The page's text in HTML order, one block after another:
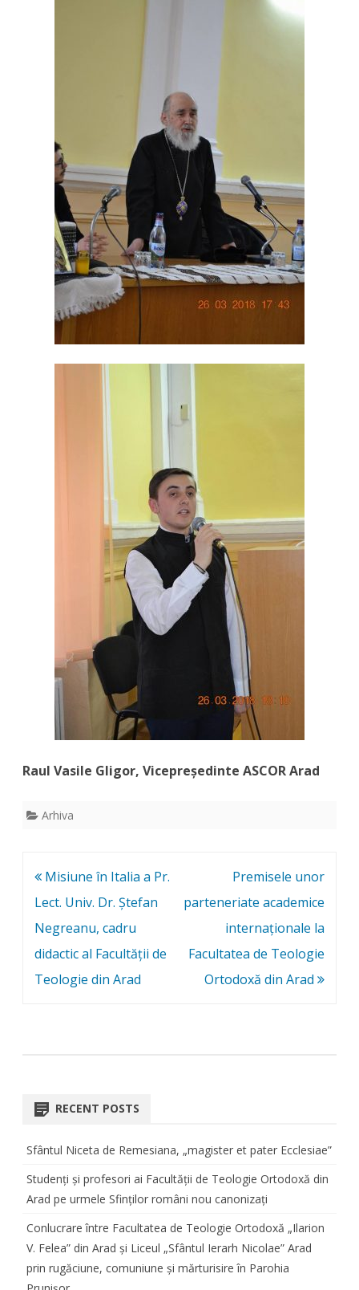
Raul Vasile Gligor, Vicepreședinte ASCOR Arad
Arhiva
Post
navigation
Misiune în Italia a Pr.
Lect. Univ. Dr. Ștefan
Negreanu, cadru
didactic al Facultății de
Teologie din Arad
Premisele unor
parteneriate academice
internaționale la
Facultatea de Teologie
Ortodoxă din Arad
RECENT POSTS
Sfântul Niceta de Remesiana, „magister et pater Ecclesiae”
Studenți și profesori ai Facultății de Teologie Ortodoxă din
Arad pe urmele Sfinților români nou canonizați
Conlucrare între Facultatea de Teologie Ortodoxă „Ilarion
V. Felea” din Arad și Liceul „Sfântul Ierarh Nicolae” Arad
prin rugăciune, comuniune și mărturisire în Parohia